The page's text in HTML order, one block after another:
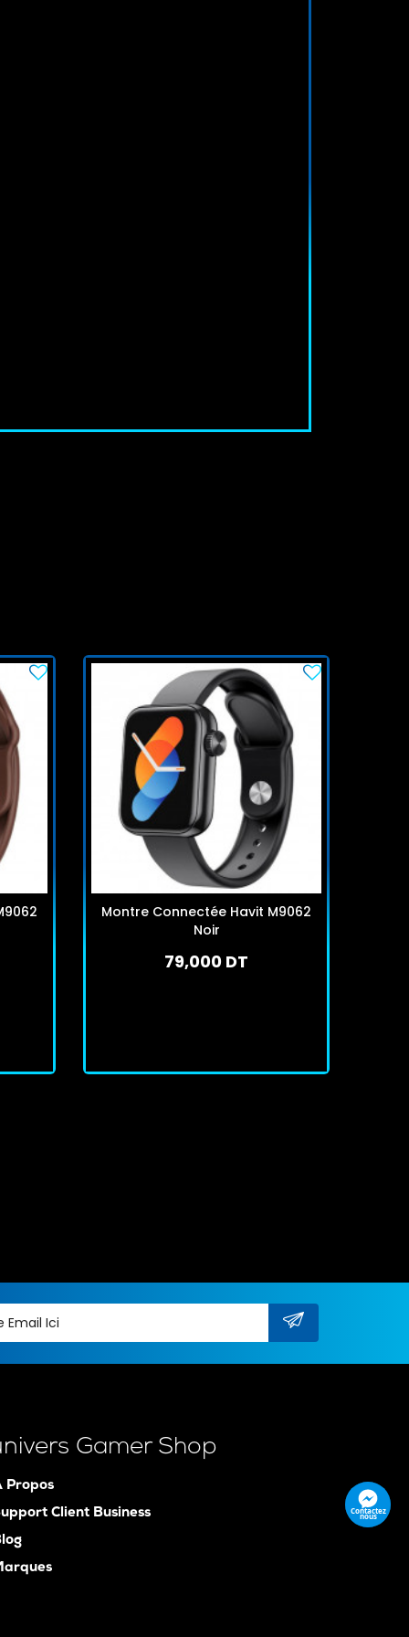
Montre Connectée Havit M9062
Noir
79,000 DT
Gamer Shop
Propos
Client Business
Contactez
nous